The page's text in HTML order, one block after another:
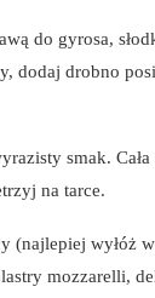
do gyrosa,
dodaj drobno
smak. Cała
na tarce.
(najlepiej wyłóż
mozzarelli,